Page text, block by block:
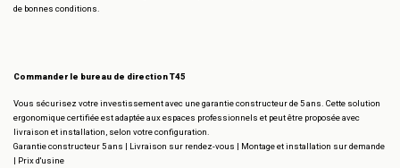
de bonnes conditions.
Commander le bureau de direction T45
Vous sécurisez votre investissement avec une garantie constructeur de 5 ans. Cette solution
ergonomique certifiée est adaptée aux espaces professionnels et peut être proposée avec
livraison et installation, selon votre configuration.
Garantie constructeur 5 ans | Livraison sur rendez-vous | Montage et installation sur demande
| Prix d'usine